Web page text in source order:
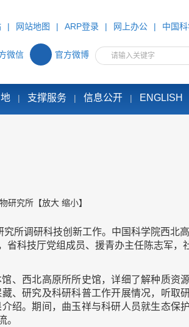
| 网站地图 | ARP登录 | 网上办公 | 中国
微信 官方微博
| 支撑服务 | 信息公开 | ENGLISH
研究所 【放大 缩小】
所调研科技创新工作。中国科学院西北
省科技厅党组成员、援青办主任陈志军，
、西北高原所所史馆，详细了解种质资
、研究及科研科普工作开展情况，听取
绍。期间，曲玉祥与科研人员就生态保
。